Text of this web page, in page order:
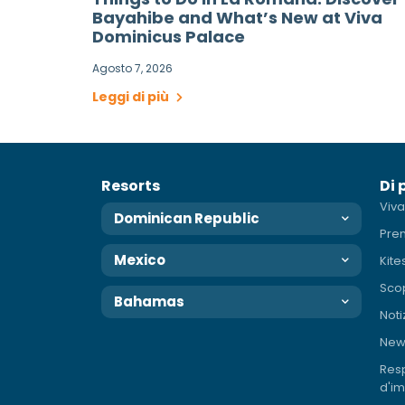
Bayahibe and What’s New at Viva
Dominicus Palace
Agosto 7, 2026
Leggi di più
Resorts
Dominican Republic
Mexico
Bahamas
Di